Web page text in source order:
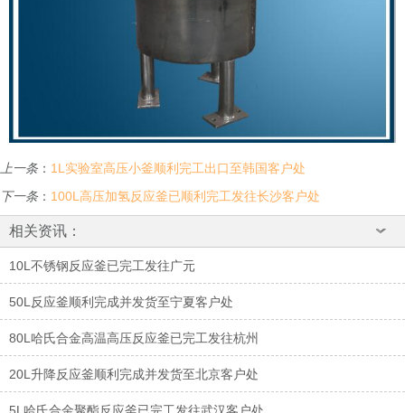
上一条： 1L实验室高压小釜顺利完工出口至韩国客户处
下一条： 100L高压加氢反应釜已顺利完工发往长沙客户处
相关资讯：
10L不锈钢反应釜已完工发往广元
50L反应釜顺利完成并发货至宁夏客户处
80L哈氏合金高温高压反应釜已完工发往杭州
20L升降反应釜顺利完成并发货至北京客户处
5L哈氏合金聚酯反应釜已完工发往武汉客户处